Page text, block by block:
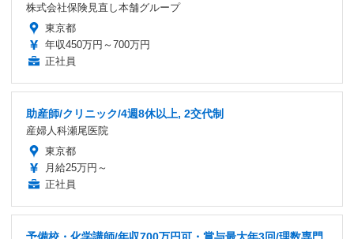
株式会社保険見直し本舗グループ
東京都
年収450万円～700万円
正社員
助産師/クリニック/4週8休以上, 2交代制
産婦人科瀬尾医院
東京都
月給25万円～
正社員
予備校・化学講師/年収700万円可・賞与最大年3回/理数専門